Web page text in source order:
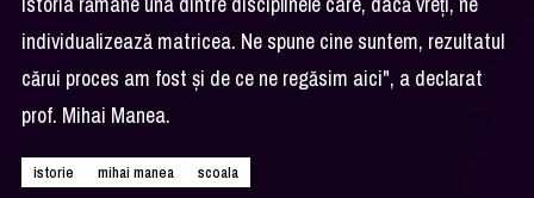
individualizează matricea. Ne spune cine suntem, rezultatul
cărui proces am fost și de ce ne regăsim aici", a declarat
prof. Mihai Manea.
istorie mihai manea scoala